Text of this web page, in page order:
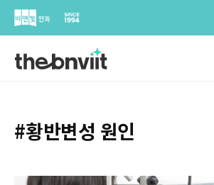
Skip
#황반변성 원인